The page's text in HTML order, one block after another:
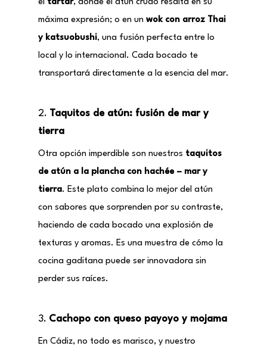
el tartar, donde el atún crudo resalta en su
máxima expresión; o en un wok con arroz Thai
y katsuobushi, una fusión perfecta entre lo
local y lo internacional. Cada bocado te
transportará directamente a la esencia del mar.
2. Taquitos de atún: fusión de mar y
tierra
Otra opción imperdible son nuestros taquitos
de atún a la plancha con hachée – mar y
tierra. Este plato combina lo mejor del atún
con sabores que sorprenden por su contraste,
haciendo de cada bocado una explosión de
texturas y aromas. Es una muestra de cómo la
cocina gaditana puede ser innovadora sin
perder sus raíces.
3. Cachopo con queso payoyo y mojama
En Cádiz, no todo es marisco, y nuestro